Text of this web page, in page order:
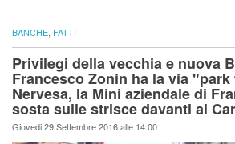
BANCHE, FATTI
Privilegi della vecchia e nuova
Francesco Zonin ha la via
Nervesa, la Mini aziendale di
sosta sulle strisce davanti ai
Giovedi 29 Settembre 2016 alle 14:00